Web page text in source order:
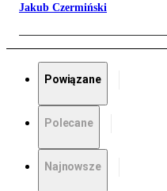
Jakub Czermiński
Powiązane
Polecane
Najnowsze